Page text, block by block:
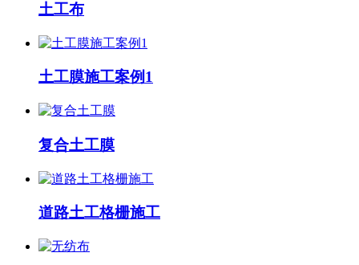
土工布
土工膜施工案例1
复合土工膜
道路土工格栅施工